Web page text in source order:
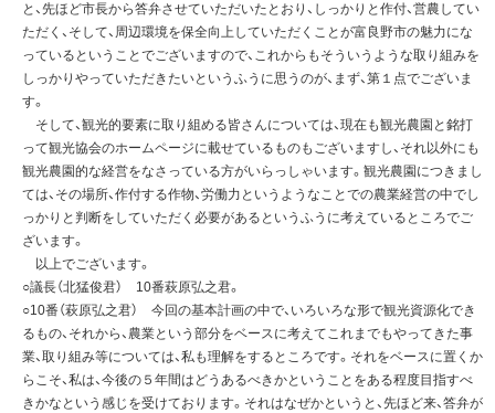
と、先ほど市長から答弁させていただいたとおり、しっかりと作付、営農してい
ただく、そして、周辺環境を保全向上していただくことが富良野市の魅力にな
っているということでございますので、これからもそういうような取り組みを
しっかりやっていただきたいというふうに思うのが、まず、第１点でございま
す。
そして、観光的要素に取り組める皆さんについては、現在も観光農園と銘打
って観光協会のホームページに載せているものもございますし、それ以外にも
観光農園的な経営をなさっている方がいらっしゃいます。観光農園につきまし
ては、その場所、作付する作物、労働力というようなことでの農業経営の中でし
っかりと判断をしていただく必要があるというふうに考えているところでご
ざいます。
以上でございます。
○議長（北猛俊君） 10番萩原弘之君。
○10番（萩原弘之君） 今回の基本計画の中で、いろいろな形で観光資源化でき
るもの、それから、農業という部分をベースに考えてこれまでもやってきた事
業、取り組み等については、私も理解をするところです。それをベースに置くか
らこそ、私は、今後の５年間はどうあるべきかということをある程度目指すべ
きかなという感じを受けております。それはなぜかというと、先ほど来、答弁が